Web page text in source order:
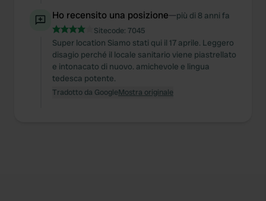
Ho recensito una posizione—più di 8 anni fa
Sitecode: 7045
Super location Siamo stati qui il 17 aprile. Leggero
disagio perché il locale sanitario viene piastrellato
e intonacato di nuovo. amichevole e lingua
tedesca potente.
Tradotto da GoogleMostra originale